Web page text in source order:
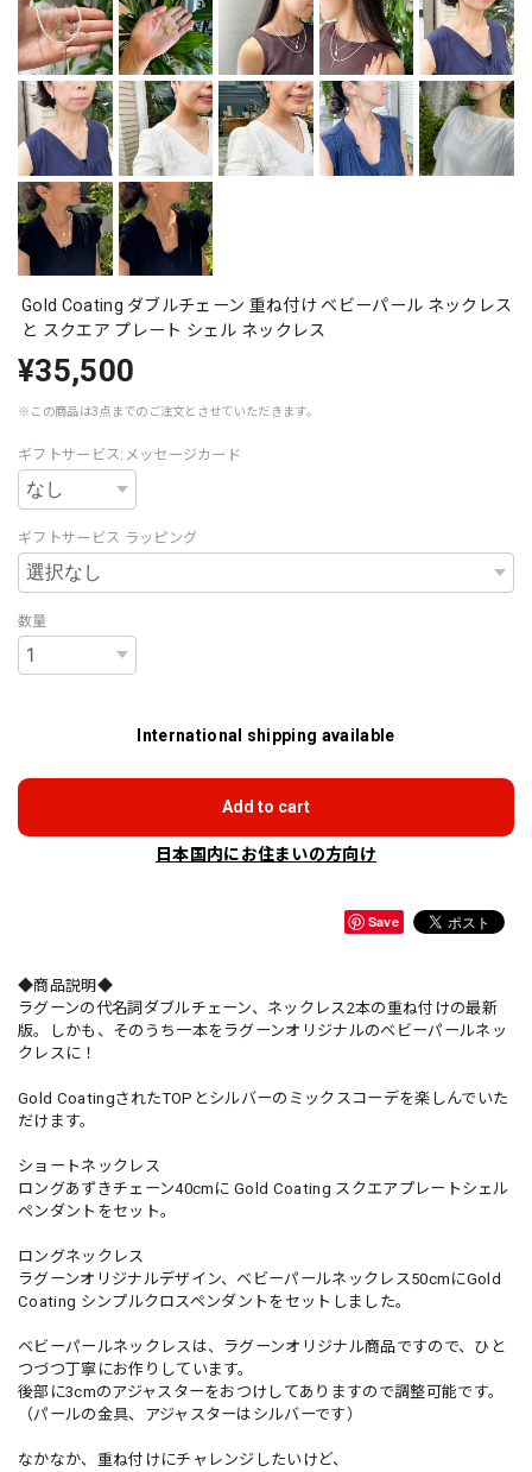
Gold Coating ダブルチェーン 重ね付け ベビーパール ネックレス
と スクエア プレート シェル ネックレス
¥35,500
※この商品は3点までのご注文とさせていただきます。
ギフトサービス:メッセージカード
ギフトサービス ラッピング
数量
International shipping available
Add to cart
日本国内にお住まいの方向け
Save
◆商品説明◆
ラグーンの代名詞ダブルチェーン、ネックレス2本の重ね付けの最新
版。しかも、そのうち一本をラグーンオリジナルのベビーパールネッ
クレスに！
Gold CoatingされたTOPとシルバーのミックスコーデを楽しんでいた
だけます。
ショートネックレス
ロングあずきチェーン40cmに Gold Coating スクエアプレートシェル
ペンダントをセット。
ロングネックレス
ラグーンオリジナルデザイン、ベビーパールネックレス50cmにGold
Coating シンプルクロスペンダントをセットしました。
ベビーパールネックレスは、ラグーンオリジナル商品ですので、ひと
つづつ丁寧にお作りしています。
後部に3cmのアジャスターをおつけしてありますので調整可能です。
（パールの金具、アジャスターはシルバーです）
なかなか、重ね付けにチャレンジしたいけど、